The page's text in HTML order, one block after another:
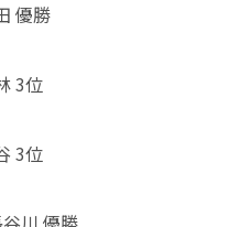
優勝
3位
3位